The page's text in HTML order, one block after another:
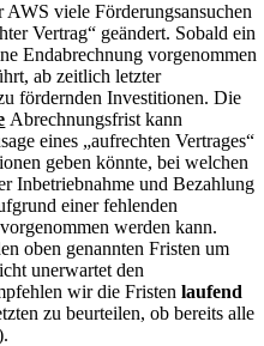
viele Förderungsansuchen
Vertrag“ geändert. Sobald ein
Endabrechnung vorgenommen
ab zeitlich letzter
fördernden Investitionen. Die
Abrechnungsfrist kann
eines „aufrechten Vertrages“
geben könnte, bei welchen
Inbetriebnahme und Bezahlung
einer fehlenden
werden kann.
oben genannten Fristen um
unerwartet den
wir die Fristenlaufend
zu beurteilen, ob bereits alle